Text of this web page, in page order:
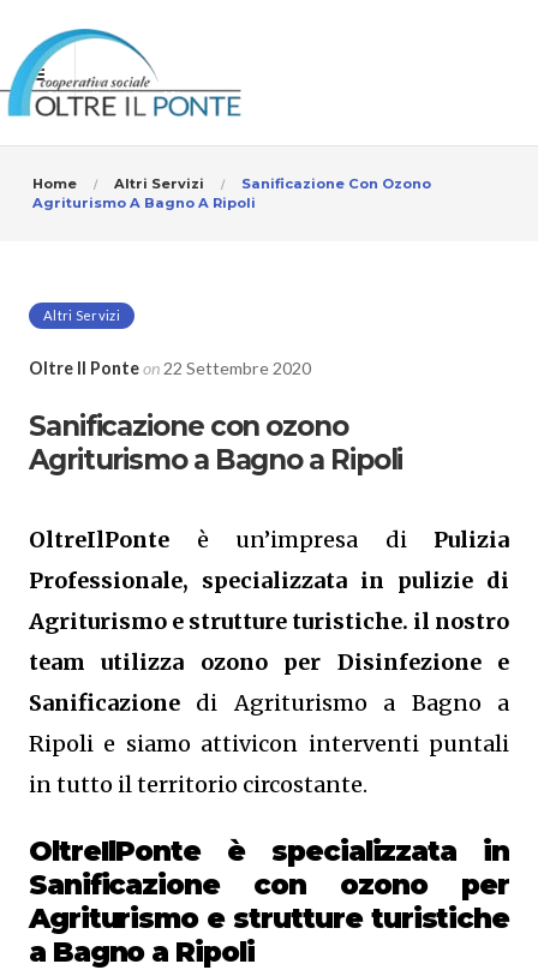
Home Altri Servizi
Sanificazione Con Ozono
Agriturismo A Bagno A Ripoli
Altri Servizi
Oltre Il Ponteon22 Settembre 2020
Sanificazione con ozono
Agriturismo a Bagno a Ripoli
OltreIlPonte è un’impresa di Pulizia
Professionale, specializzata in pulizie di
Agriturismo e strutture turistiche. il nostro
team utilizza ozono per Disinfezione e
Sanificazione di Agriturismo a Bagno a
Ripoli e siamo attivicon interventi puntali
in tutto il territorio circostante.
OltreIlPonte è specializzata in
Sanificazione con ozono per
Agriturismo e strutture turistiche
a Bagno a Ripoli